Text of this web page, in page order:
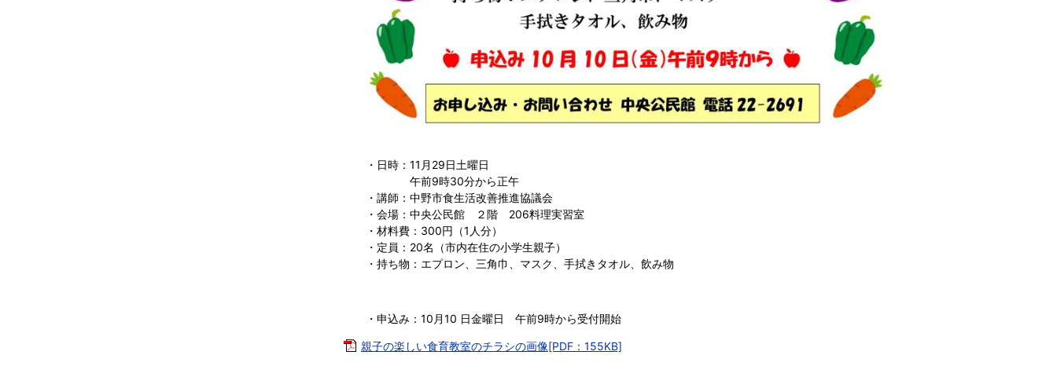
・日時：11月29日土曜日
午前9時30分から正午
・講師：中野市食生活改善推進協議会
・会場：中央公民館 ２階 206料理実習室
・材料費：300円（1人分）
・定員：20名（市内在住の小学生親子）
・持ち物：エプロン、三角巾、マスク、手拭きタオル、飲み物
・申込み：10月10 日金曜日 午前9時から受付開始
親子の楽しい食育教室のチラシの画像[PDF：155KB]